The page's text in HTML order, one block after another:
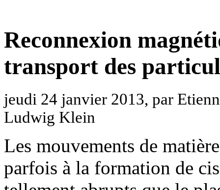
Reconnexion
transport des
jeudi 24 janvier 2013, par
Ludwig Klein
Les mouvements de
parfois à la formation de